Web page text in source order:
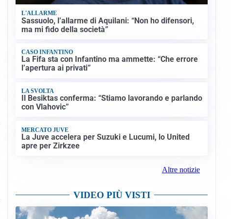
L'ALLARME
Sassuolo, l’allarme di Aquilani: “Non ho difensori,
ma mi fido della società”
CASO INFANTINO
La Fifa sta con Infantino ma ammette: “Che errore
l’apertura ai privati”
LA SVOLTA
Il Besiktas conferma: “Stiamo lavorando e parlando
con Vlahovic”
MERCATO JUVE
La Juve accelera per Suzuki e Lucumi, lo United
apre per Zirkzee
Altre notizie
VIDEO PIÙ VISTI